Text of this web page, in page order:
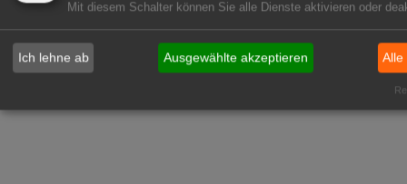
Mit diesem Schalter können Sie alle Dienste aktivieren oder
Ich lehne ab Ausgewählte akzeptieren Alle